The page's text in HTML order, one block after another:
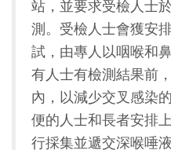
站，並要求受檢人士
測。受檢人士會獲安
試，由專人以咽喉和
有人士有檢測結果前
內，以減少交叉感染
便的人士和長者安排
行採集並遞交深喉唾液